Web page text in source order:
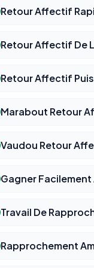
Retour Affectif
Retour Affectif De
Retour Affectif
Marabout Retour
Vaudou Retour
Gagner Facilement
Travail De
Rapprochement